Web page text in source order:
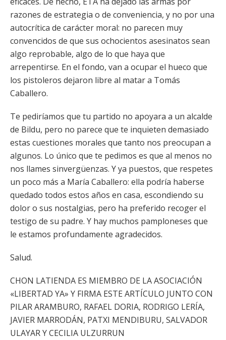
razones de estrategia o de conveniencia, y no por una
autocrítica de carácter moral: no parecen muy
convencidos de que sus ochocientos asesinatos sean
algo reprobable, algo de lo que haya que
arrepentirse. En el fondo, van a ocupar el hueco que
los pistoleros dejaron libre al matar a Tomás
Caballero.
Te pediríamos que tu partido no apoyara a un alcalde
de Bildu, pero no parece que te inquieten demasiado
estas cuestiones morales que tanto nos preocupan a
algunos. Lo único que te pedimos es que al menos no
nos llames sinvergüenzas. Y ya puestos, que respetes
un poco más a María Caballero: ella podría haberse
quedado todos estos años en casa, escondiendo su
dolor o sus nostalgias, pero ha preferido recoger el
testigo de su padre. Y hay muchos pamploneses que
le estamos profundamente agradecidos.
Salud.
CHON LATIENDA ES MIEMBRO DE LA ASOCIACIÓN
«LIBERTAD YA» Y FIRMA ESTE ARTÍCULO JUNTO CON
PILAR ARAMBURO, RAFAEL DORIA, RODRIGO LERÍA,
JAVIER MARRODÁN, PATXI MENDIBURU, SALVADOR
ULAYAR Y CECILIA ULZURRUN